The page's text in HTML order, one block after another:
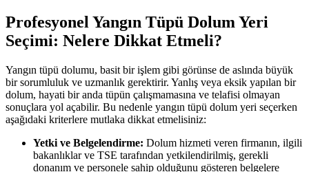
Profesyonel Yangın Tüpü Dolum Yeri
Seçimi: Nelere Dikkat Etmeli?
Yangın tüpü dolumu, basit bir işlem gibi görünse de aslında büyük
bir sorumluluk ve uzmanlık gerektirir. Yanlış veya eksik yapılan bir
dolum, hayati bir anda tüpün çalışmamasına ve telafisi olmayan
sonuçlara yol açabilir. Bu nedenle yangın tüpü dolum yeri seçerken
aşağıdaki kriterlere mutlaka dikkat etmelisiniz:
Yetki ve Belgelendirme: Dolum hizmeti veren firmanın, ilgili
bakanlıklar ve TSE tarafından yetkilendirilmiş, gerekli
donanım ve personele sahip olduğunu gösteren belgelere